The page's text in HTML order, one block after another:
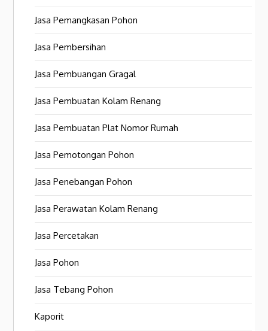
Jasa Pemangkasan Pohon
Jasa Pembersihan
Jasa Pembuangan Gragal
Jasa Pembuatan Kolam Renang
Jasa Pembuatan Plat Nomor Rumah
Jasa Pemotongan Pohon
Jasa Penebangan Pohon
Jasa Perawatan Kolam Renang
Jasa Percetakan
Jasa Pohon
Jasa Tebang Pohon
Kaporit